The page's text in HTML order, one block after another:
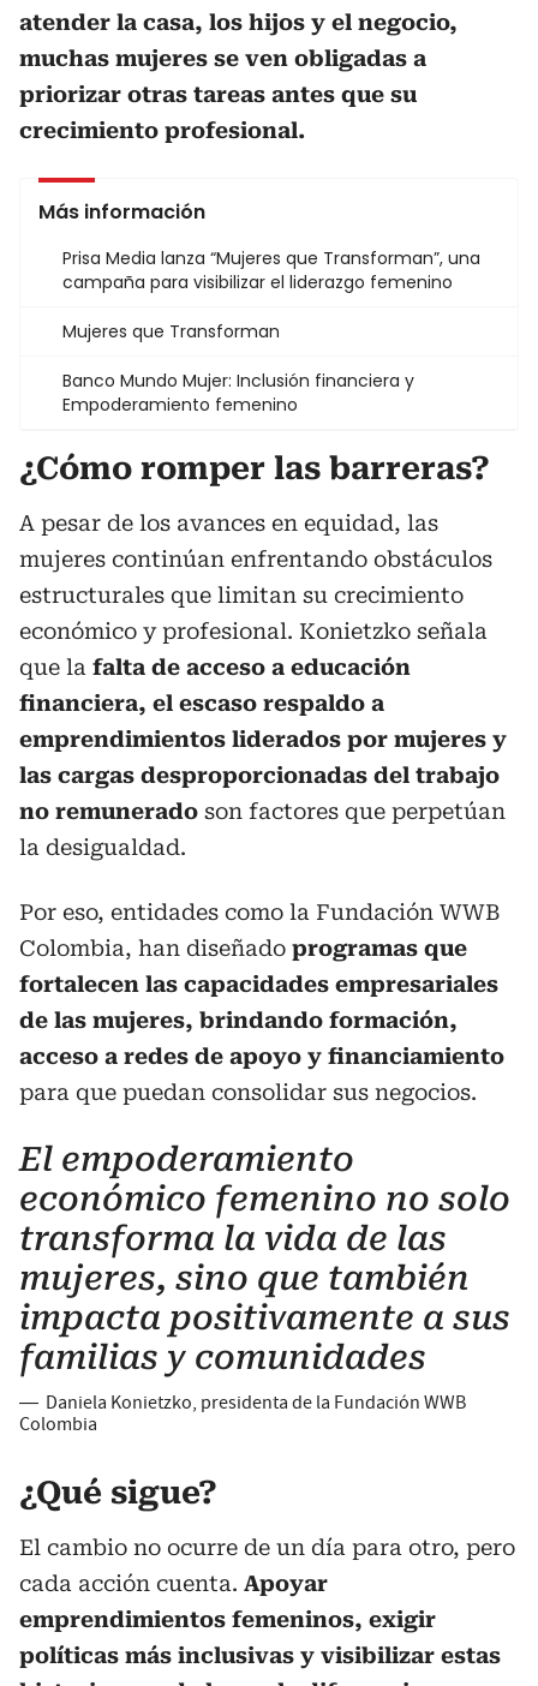
atender la casa, los hijos y el negocio,
muchas mujeres se ven obligadas a
priorizar otras tareas antes que su
crecimiento profesional.
Más información
Prisa Media lanza “Mujeres que Transforman”, una
campaña para visibilizar el liderazgo femenino
Mujeres que Transforman
Banco Mundo Mujer: Inclusión financiera y
Empoderamiento femenino
¿Cómo romper las barreras?
A pesar de los avances en equidad, las
mujeres continúan enfrentando obstáculos
estructurales que limitan su crecimiento
económico y profesional. Konietzko señala
que la falta de acceso a educación
financiera, el escaso respaldo a
emprendimientos liderados por mujeres y
las cargas desproporcionadas del trabajo
no remunerado son factores que perpetúan
la desigualdad.
Por eso, entidades como la Fundación WWB
Colombia, han diseñado programas que
fortalecen las capacidades empresariales
de las mujeres, brindando formación,
acceso a redes de apoyo y financiamiento
para que puedan consolidar sus negocios.
El empoderamiento
económico femenino no solo
transforma la vida de las
mujeres, sino que también
impacta positivamente a sus
familias y comunidades
— Daniela Konietzko, presidenta de la Fundación WWB
Colombia
¿Qué sigue?
El cambio no ocurre de un día para otro, pero
cada acción cuenta. Apoyar
emprendimientos femeninos, exigir
políticas más inclusivas y visibilizar estas